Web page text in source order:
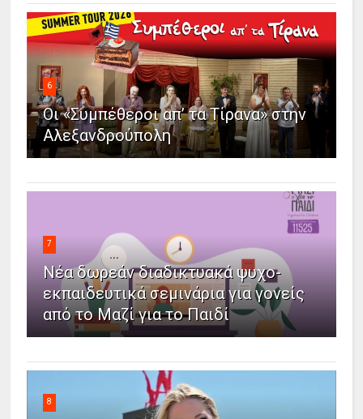
6
Οι «Συμπέθεροι απ’ τα Τίρανα» στην
Αλεξανδρούπολη
7
Νέα δωρεάν διαδικτυακά ψυχο-
εκπαιδευτικά σεμινάρια για γονείς
από το Μαζί για το Παιδί
8